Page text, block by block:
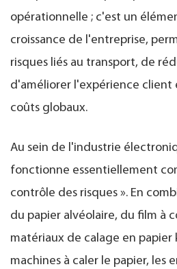
opérationnelle ; c'est un
croissance de l'entreprise,
risques liés au transport, de
d'améliorer l'expérience client
coûts globaux.
Au sein de l'industrie
fonctionne essentiellement
contrôle des risques ». En
du papier alvéolaire, du film à
matériaux de calage en
machines à caler le papier, les